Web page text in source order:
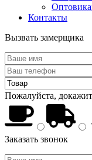
Контакты
Вызвать замерщика
Пожалуйста,
Заказать звонок